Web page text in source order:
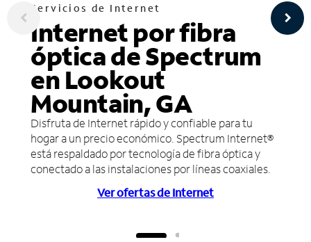
Servicios de Internet
Internet por fibra
óptica de Spectrum
en Lookout
Mountain, GA
Disfruta de Internet rápido y confiable para tu
hogar a un precio económico. Spectrum Internet®
está respaldado por tecnología de fibra óptica y
conectado a las instalaciones por líneas coaxiales.
Ver ofertas de Internet